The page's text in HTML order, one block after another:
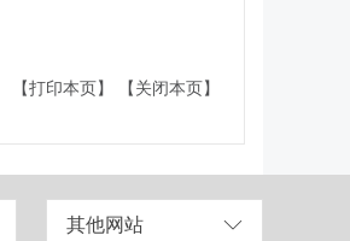
【打印本页】 【关闭本页】
其他网站